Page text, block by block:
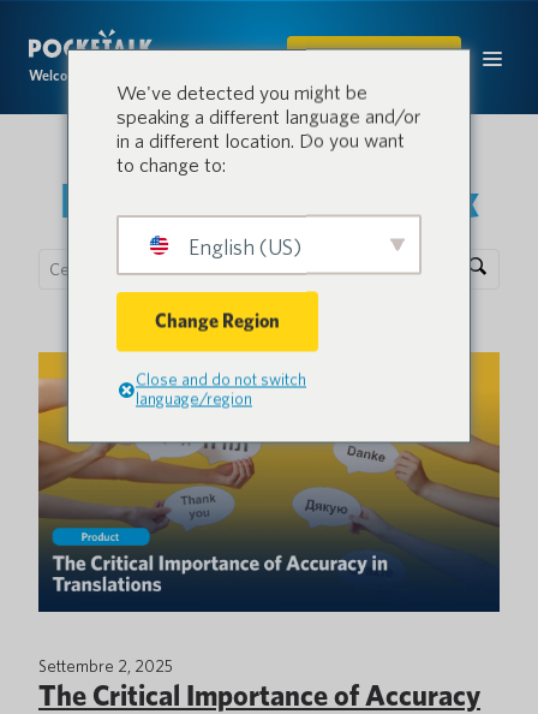
Welcome to the conversation.
ACQUISTARE
Il blog di PocketTalk
Settembre 2, 2025
The Critical Importance of Accuracy
We've detected you might be
speaking a different language and/or
in a different location. Do you want
to change to:
English (US)
Change Region
Close and do not switch
language/region